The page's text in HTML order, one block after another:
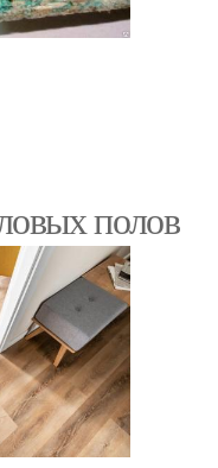
полов